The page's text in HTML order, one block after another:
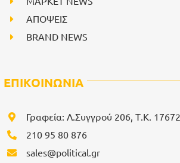
ΑΠΟΨΕΙΣ
BRAND NEWS
ΕΠΙΚΟΙΝΩΝΙΑ
Γραφεία: Λ.Συγγρού 206, Τ.Κ.
210 95 80 876
sales@political.gr